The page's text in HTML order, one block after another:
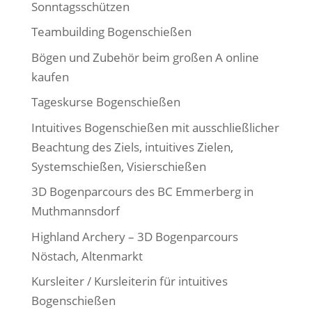
Sonntagsschützen
Teambuilding Bogenschießen
Bögen und Zubehör beim großen A online
kaufen
Tageskurse Bogenschießen
Intuitives Bogenschießen mit ausschließlicher
Beachtung des Ziels, intuitives Zielen,
Systemschießen, Visierschießen
3D Bogenparcours des BC Emmerberg in
Muthmannsdorf
Highland Archery – 3D Bogenparcours
Nöstach, Altenmarkt
Kursleiter / Kursleiterin für intuitives
Bogenschießen